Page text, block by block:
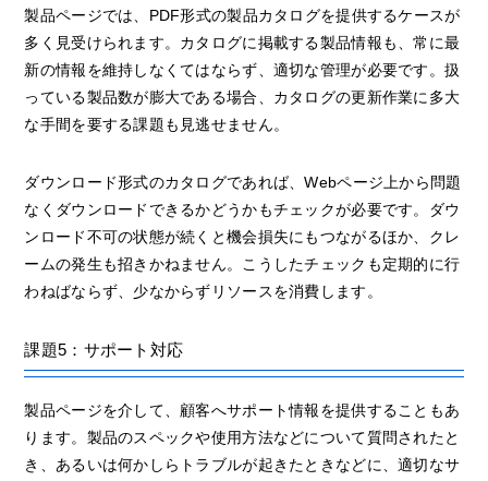
製品ページでは、PDF形式の製品カタログを提供するケースが
多く見受けられます。カタログに掲載する製品情報も、常に最
新の情報を維持しなくてはならず、適切な管理が必要です。扱
っている製品数が膨大である場合、カタログの更新作業に多大
な手間を要する課題も見逃せません。
ダウンロード形式のカタログであれば、Webページ上から問題
なくダウンロードできるかどうかもチェックが必要です。ダウ
ンロード不可の状態が続くと機会損失にもつながるほか、クレ
ームの発生も招きかねません。こうしたチェックも定期的に行
わねばならず、少なからずリソースを消費します。
課題5：サポート対応
製品ページを介して、顧客へサポート情報を提供することもあ
ります。製品のスペックや使用方法などについて質問されたと
き、あるいは何かしらトラブルが起きたときなどに、適切なサ